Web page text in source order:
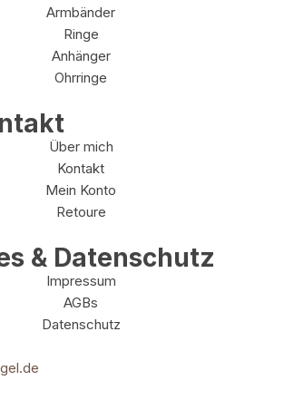
Armbänder
Ringe
Anhänger
Ohrringe
Über mich
Kontakt
Mein Konto
Retoure
& Datenschutz
Impressum
AGBs
Datenschutz